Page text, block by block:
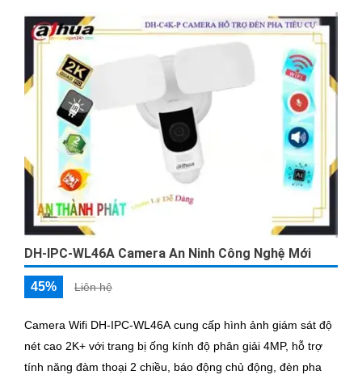
DH-IPC-WL46A Camera An Ninh Công Nghệ Mới
45% Liên hệ
Camera Wifi DH-IPC-WL46A cung cấp hình ảnh giám sát độ
nét cao 2K+ với trang bị ống kính độ phân giải 4MP, hỗ trợ
tính năng đàm thoại 2 chiều, báo động chủ động, đèn pha